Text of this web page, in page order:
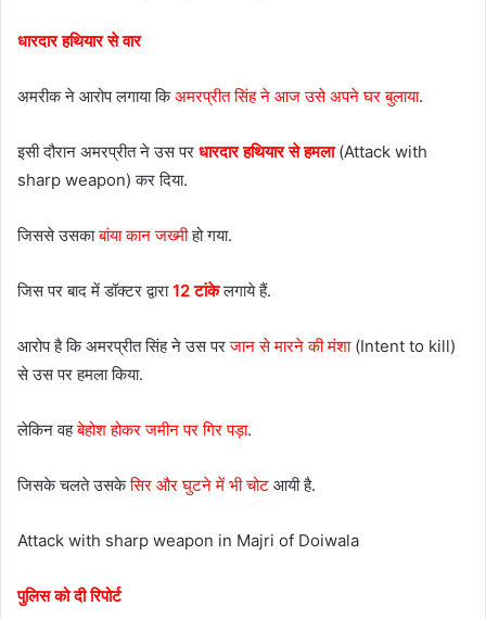
धारदार हथियार से वार
अमरीक ने आरोप लगाया किअमरप्रीत सिंह ने आज उसे अपने घर बुलाया.
इसी दौरान अमरप्रीत ने उस पर धारदार हथियार से हमला(Attack with
sharp weapon) कर दिया.
जिससे उसकाबांया कान जख्मीहो गया.
जिस पर बाद में डॉक्टर द्वारा12 टांकेलगाये हैं.
आरोप है कि अमरप्रीत सिंह ने उस परजान से मारने की मंशा(Intent to kill)
से उस पर हमला किया.
लेकिन वहबेहोश होकर जमीन पर गिर पड़ा.
जिसके चलते उसकेसिर और घुटने में भी चोट आयी है.
Attack with sharp weapon in Majri of Doiwala
पुलिस को दी रिपोर्ट